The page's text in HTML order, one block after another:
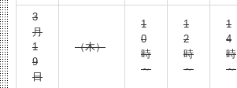
3
月
1
9
日
（木）
1
0
時
～
1
2
時
～
1
4
時
～